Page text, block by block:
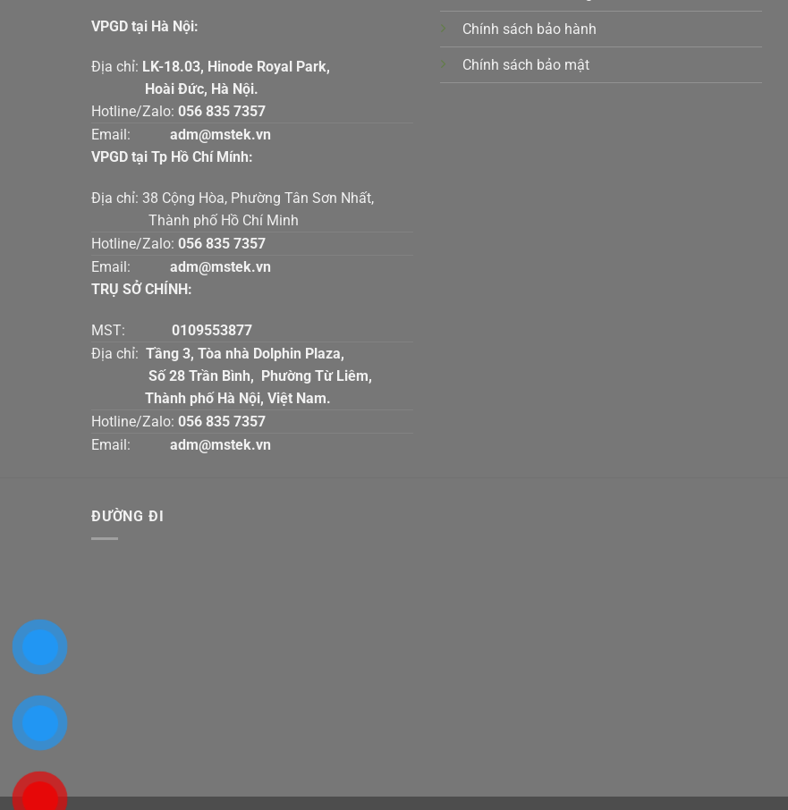
VPGD tại Hà Nội:
Địa chỉ: LK-18.03, Hinode Royal Park,
Hoài Đức, Hà Nội.
Hotline/Zalo: 056 835 7357
Email:
adm@mstek.vn
VPGD tại Tp Hồ Chí Mính:
Địa chỉ: 38 Cộng Hòa, Phường Tân Sơn Nhất,
Thành phố Hồ Chí Minh
Hotline/Zalo: 056 835 7357
Email:
adm@mstek.vn
TRỤ SỞ CHÍNH:
MST: 0109553877
Địa chỉ: Tầng 3, Tòa nhà Dolphin Plaza,
Số 28 Trần Bình, Phường Từ Liêm,
Thành phố Hà Nội, Việt Nam.
Hotline/Zalo: 056 835 7357
Email:
adm@mstek.vn
Chính sách bảo hành
Chính sách bảo mật
ĐƯỜNG ĐI